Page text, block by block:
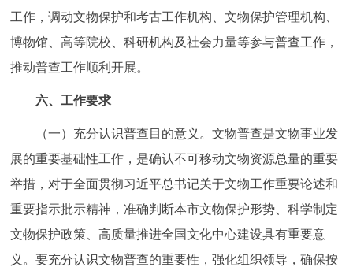
工作，调动文物保护和考古工作机构、文物保护管理机构、
博物馆、高等院校、科研机构及社会力量等参与普查工作，
推动普查工作顺利开展。
六、工作要求
（一）充分认识普查目的意义。文物普查是文物事业发
展的重要基础性工作，是确认不可移动文物资源总量的重要
举措，对于全面贯彻习近平总书记关于文物工作重要论述和
重要指示批示精神，准确判断本市文物保护形势、科学制定
文物保护政策、高质量推进全国文化中心建设具有重要意
义。要充分认识文物普查的重要性，强化组织领导，确保按